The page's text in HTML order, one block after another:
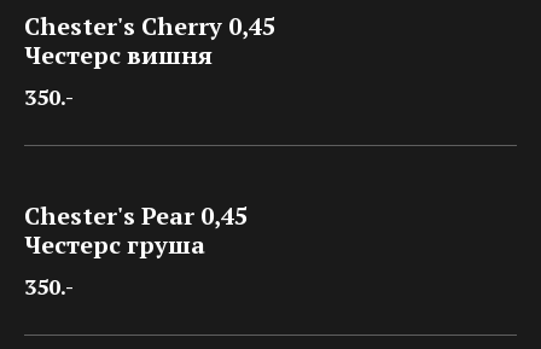
Chester's Cherry 0,45
Честерс вишня
350.-
Chester's Pear 0,45
Честерс груша
350.-